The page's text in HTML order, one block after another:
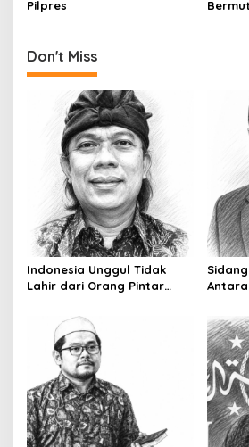
o
Pilpres
Don't Miss
Indonesia Unggul Tidak
Lahir dari Orang Pintar